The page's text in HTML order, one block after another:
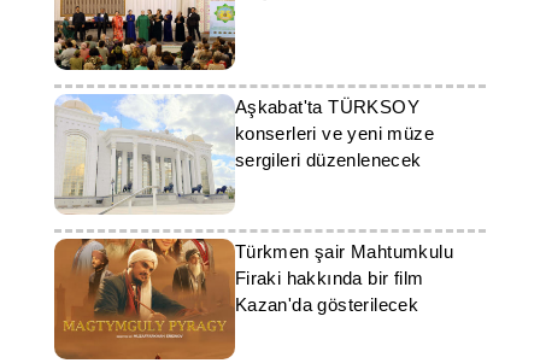
Aşkabat'ta TÜRKSOY
konserleri ve yeni müze
sergileri düzenlenecek
Türkmen şair Mahtumkulu
Firaki hakkında bir film
Kazan'da gösterilecek